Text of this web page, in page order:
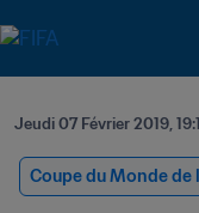
Jeudi 07 Février 2019,
Coupe du Monde de